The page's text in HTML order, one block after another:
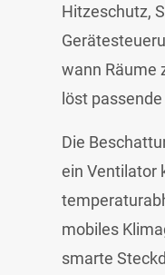
Hitzeschutz,
wann Räume
löst
Die
ein Ventilator
mobiles
smarte